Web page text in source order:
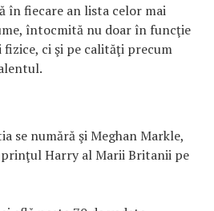
în fiecare an lista celor mai
întocmită nu doar în funcţie
ci şi pe calităţi precum
se numără şi Meghan Markle,
prinţul Harry al Marii Britanii pe